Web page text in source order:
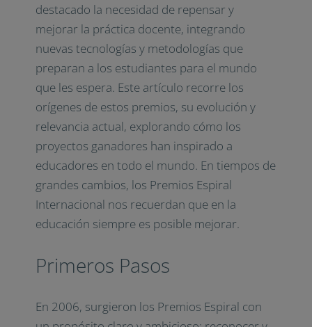
destacado la necesidad de repensar y
mejorar la práctica docente, integrando
nuevas tecnologías y metodologías que
preparan a los estudiantes para el mundo
que les espera. Este artículo recorre los
orígenes de estos premios, su evolución y
relevancia actual, explorando cómo los
proyectos ganadores han inspirado a
educadores en todo el mundo. En tiempos de
grandes cambios, los Premios Espiral
Internacional nos recuerdan que en la
educación siempre es posible mejorar.
Primeros Pasos
En 2006, surgieron los Premios Espiral con